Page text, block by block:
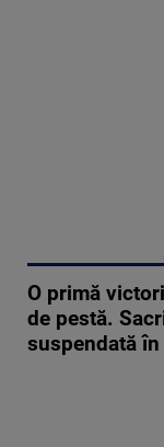
O primă
de pestă.
suspendată